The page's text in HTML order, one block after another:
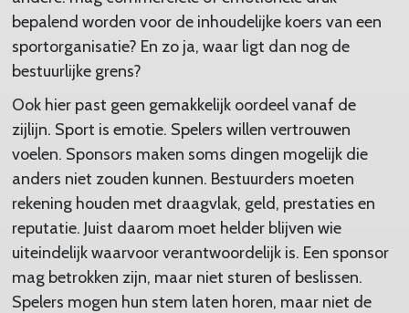
bepalend worden voor de inhoudelijke koers van een
sportorganisatie? En zo ja, waar ligt dan nog de
bestuurlijke grens?
Ook hier past geen gemakkelijk oordeel vanaf de
zijlijn. Sport is emotie. Spelers willen vertrouwen
voelen. Sponsors maken soms dingen mogelijk die
anders niet zouden kunnen. Bestuurders moeten
rekening houden met draagvlak, geld, prestaties en
reputatie. Juist daarom moet helder blijven wie
uiteindelijk waarvoor verantwoordelijk is. Een sponsor
mag betrokken zijn, maar niet sturen of beslissen.
Spelers mogen hun stem laten horen, maar niet de